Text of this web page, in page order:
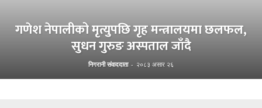
गणेश नेपालीको मृत्युपछि गृह मन्त्रालयमा छलफल,
सुधन गुरुङ अस्पताल जाँदै
निगरानी संवाददाता - २०८३ असार २६